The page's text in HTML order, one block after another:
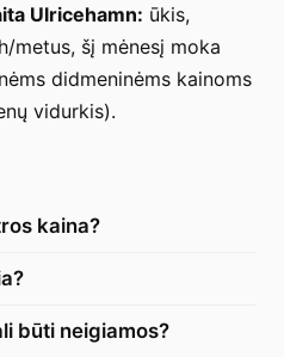
Ulricehamn: ūkis,
metus, šį mėnesį moka
didmeninėms kainoms
vidurkis).
kaina?
būti neigiamos?